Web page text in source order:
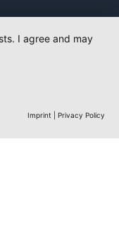
I agree and may
Imprint Privacy Policy